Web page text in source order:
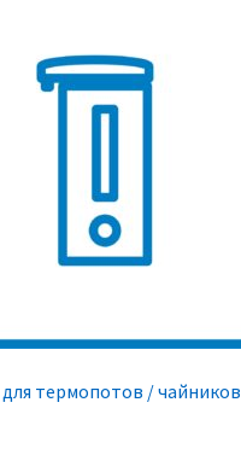
термопотов / чайников